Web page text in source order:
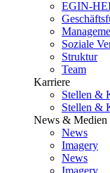
EGIN-
Soziale
Struktur
Team
Karriere
Stellen &
Stellen &
News & Medien
News
Imagery
News
Imagery